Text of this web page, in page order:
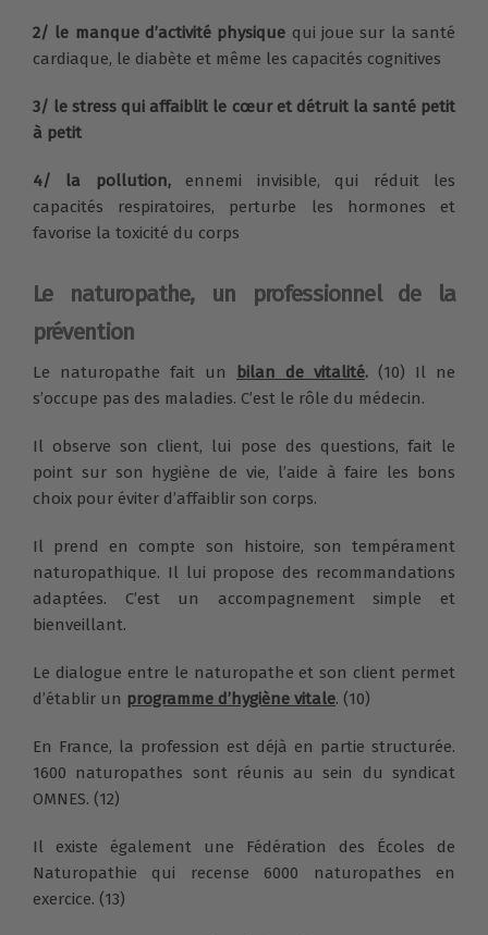
2/ le manque d’activité physique qui joue sur la santé
cardiaque, le diabète et même les capacités cognitives
3/ le stress qui affaiblit le cœur et détruit la santé petit
à petit
4/ la pollution,ennemi invisible, qui réduit les
capacités respiratoires, perturbe les hormones et
favorise la toxicité du corps
Le naturopathe, un professionnel de la
prévention
Le naturopathe fait un bilan de vitalité. (10) Il ne
s’occupe pas des maladies. C’est le rôle du médecin.
Il observe son client, lui pose des questions, fait le
point sur son hygiène de vie, l’aide à faire les bons
choix pour éviter d’affaiblir son corps.
Il prend en compte son histoire, son tempérament
naturopathique. Il lui propose des recommandations
adaptées. C’est un accompagnement simple et
bienveillant.
Le dialogue entre le naturopathe et son client permet
d’établir un programme d’hygiène vitale. (10)
En France, la profession est déjà en partie structurée.
1600 naturopathes sont réunis au sein du syndicat
OMNES. (12)
Il existe également une Fédération des Écoles de
Naturopathie qui recense 6000 naturopathes en
exercice. (13)